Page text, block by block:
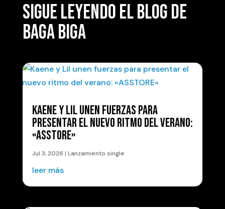
SIGUE LEYENDO EL BLOG DE
BAGA BIGA
KAENE Y LIL UNEN FUERZAS PARA
PRESENTAR EL NUEVO RITMO DEL VERANO:
«ASSTORE»
Jul 3, 2026 | Lanzamiento single
leer más